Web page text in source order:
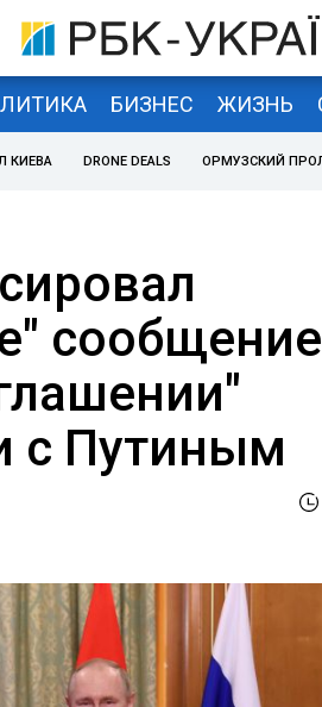
БИЗНЕС ЖИЗНЬ
КИЕВА DRONE DEALS ОРМУЗСКИЙ
с Путиным